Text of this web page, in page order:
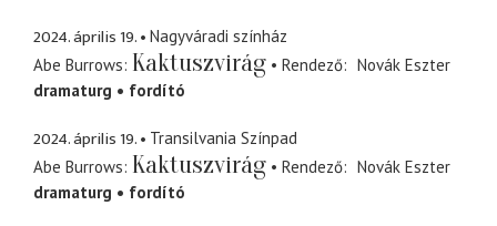
2024. április 19.
Nagyváradi színház
Abe Burrows Kaktuszvirág Rendező
Novák Eszter
dramaturg
fordító
2024. április 19.
Transilvania Színpad
Abe Burrows Kaktuszvirág Rendező
Novák Eszter
dramaturg
fordító